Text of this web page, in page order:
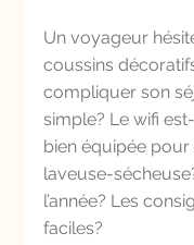
Un voyageur
coussins
compliquer son
simple? Le wifi
bien équipée pour
laveuse-
l’année? Les
faciles?